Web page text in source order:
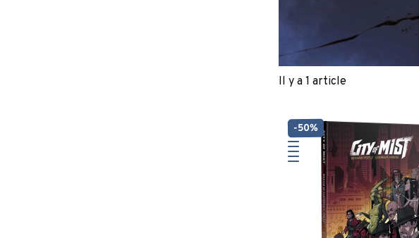
Il y a 1 article
-50%